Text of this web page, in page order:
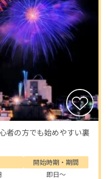
者の方でも始めやすい裏
開始時期・期間
即日～